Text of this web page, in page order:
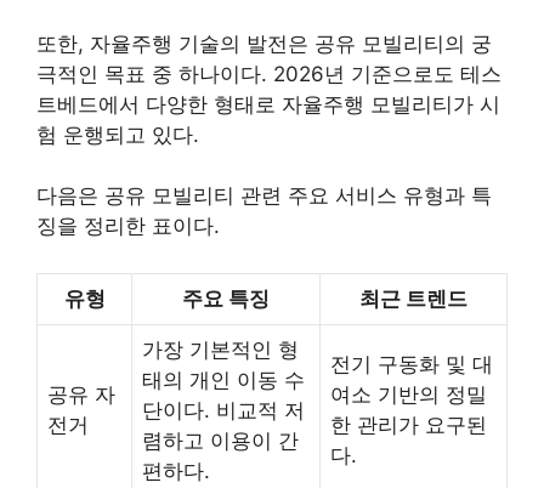
또한, 자율주행 기술의 발전은 공유 모빌리티의 궁
극적인 목표 중 하나이다. 2026년 기준으로도 테스
트베드에서 다양한 형태로 자율주행 모빌리티가 시
험 운행되고 있다.
다음은 공유 모빌리티 관련 주요 서비스 유형과 특
징을 정리한 표이다.
유형 주요 특징 최근 트렌드
공유 자
전거
가장 기본적인 형
태의 개인 이동 수
단이다. 비교적 저
렴하고 이용이 간
편하다.
전기 구동화 및 대
여소 기반의 정밀
한 관리가 요구된
다.